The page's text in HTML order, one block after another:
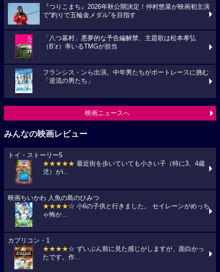
『つりこまち』2026年秋公開決定！仲村悠菜が映画初主演
で“釣りで五輪金メダル”を目指す
「八つ墓村」悪夢的な予告編解禁、主題歌は松本孝弘
（B’z）率いるTMGが担当
フランシス・ンら出演。中年男たちがボートレースに挑む
「逆流の男たち」
映画ニュースへ
みんなの映画レビュー
トイ・ストーリー5
★★★★★ 最近街を歩いていても小さい子（特に3、4歳
児）がi...
映画ちいかわ 人魚の島のひみつ
★★★★☆ 小6の子供と行きました。 セイレーンがめっち
ゃ怖か...
カプリコン・1
★★★★☆ ずいぶん前に見た感じがしますが、面白かっ
たです。作...